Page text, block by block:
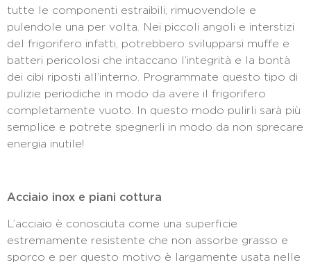
tutte le componenti estraibili, rimuovendole e
pulendole una per volta. Nei piccoli angoli e interstizi
del frigorifero infatti, potrebbero svilupparsi muffe e
batteri pericolosi che intaccano l’integrità e la bontà
dei cibi riposti all’interno. Programmate questo tipo di
pulizie periodiche in modo da avere il frigorifero
completamente vuoto. In questo modo pulirli sarà più
semplice e potrete spegnerli in modo da non sprecare
energia inutile!
Acciaio inox e piani cottura
L’acciaio è conosciuta come una superficie
estremamente resistente che non assorbe grasso e
sporco e per questo motivo è largamente usata nelle